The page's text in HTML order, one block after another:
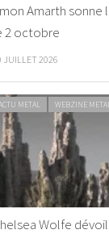
Amarth sonne
2 octobre
JUILLET 2026
METAL WEBZINE
Wolfe